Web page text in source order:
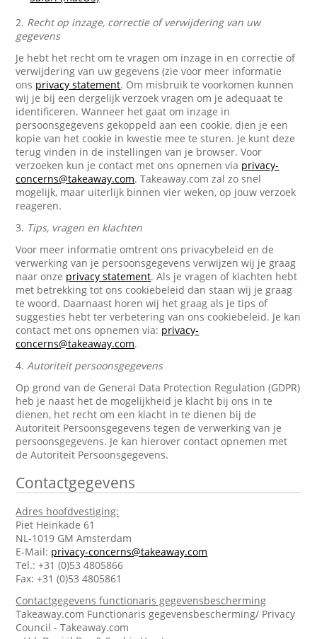
2. Recht op inzage, correctie of verwijdering van uw
gegevens
Je hebt het recht om te vragen om inzage in en correctie of
verwijdering van uw gegevens (zie voor meer informatie
ons privacy statement. Om misbruik te voorkomen kunnen
wij je bij een dergelijk verzoek vragen om je adequaat te
identificeren. Wanneer het gaat om inzage in
persoonsgegevens gekoppeld aan een cookie, dien je een
kopie van het cookie in kwestie mee te sturen. Je kunt deze
terug vinden in de instellingen van je browser. Voor
verzoeken kun je contact met ons opnemen via privacy-
concerns@takeaway.com. Takeaway.com zal zo snel
mogelijk, maar uiterlijk binnen vier weken, op jouw verzoek
reageren.
3. Tips, vragen en klachten
Voor meer informatie omtrent ons privacybeleid en de
verwerking van je persoonsgegevens verwijzen wij je graag
naar onze privacy statement. Als je vragen of klachten hebt
met betrekking tot ons cookiebeleid dan staan wij je graag
te woord. Daarnaast horen wij het graag als je tips of
suggesties hebt ter verbetering van ons cookiebeleid. Je kan
contact met ons opnemen via: privacy-
concerns@takeaway.com.
4.Autoriteit persoonsgegevens
Op grond van de General Data Protection Regulation (GDPR)
heb je naast het de mogelijkheid je klacht bij ons in te
dienen, het recht om een klacht in te dienen bij de
Autoriteit Persoonsgegevens tegen de verwerking van je
persoonsgegevens. Je kan hierover contact opnemen met
de Autoriteit Persoonsgegevens.
Contactgegevens
Adres hoofdvestiging:
Piet Heinkade 61
NL-1019 GM Amsterdam
E-Mail: privacy-concerns@takeaway.com
Tel.: +31 (0)53 4805866
Fax: +31 (0)53 4805861
Contactgegevens functionaris gegevensbescherming
Takeaway.com Functionaris gegevensbescherming/ Privacy
Council - Takeaway.com